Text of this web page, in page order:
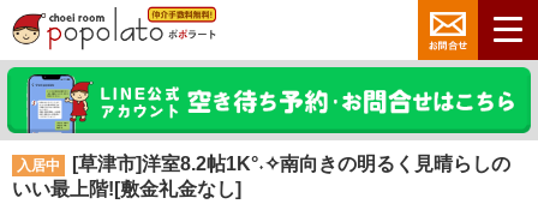
入居中
[草津市]洋室8.2帖1K°˖✧南向きの明るく見晴らしの
いい最上階![敷金礼金なし]